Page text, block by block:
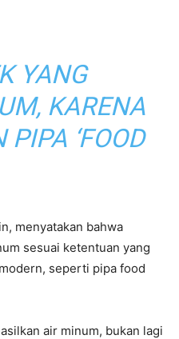
YANG
KARENA
‘FOOD
menyatakan bahwa
sesuai ketentuan yang
seperti pipa food
air minum, bukan lagi